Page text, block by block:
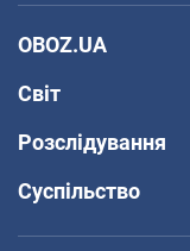
OBOZ.UA
Світ
Розслідування
Суспільство